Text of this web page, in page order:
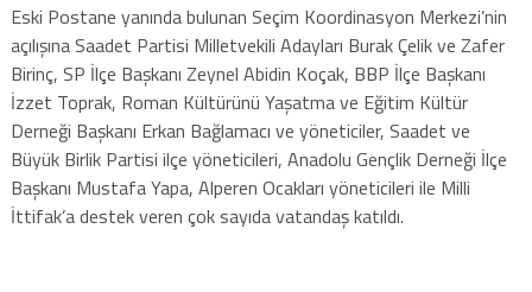
Eski Postane yanında bulunan Seçim Koordinasyon Merkezi’nin
açılışına Saadet Partisi Milletvekili Adayları Burak Çelik ve Zafer
Birinç, SP İlçe Başkanı Zeynel Abidin Koçak, BBP İlçe Başkanı
İzzet Toprak, Roman Kültürünü Yaşatma ve Eğitim Kültür
Derneği Başkanı Erkan Bağlamacı ve yöneticiler, Saadet ve
Büyük Birlik Partisi ilçe yöneticileri, Anadolu Gençlik Derneği İlçe
Başkanı Mustafa Yapa, Alperen Ocakları yöneticileri ile Milli
İttifak’a destek veren çok sayıda vatandaş katıldı.